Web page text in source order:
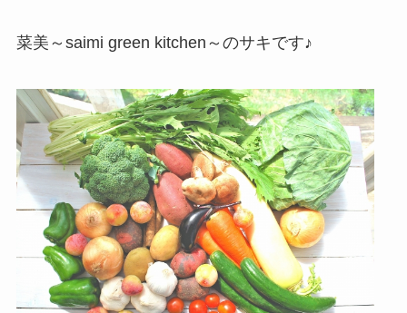
菜美～saimi green kitchen～のサキです♪